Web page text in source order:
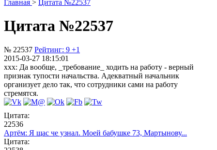
Главная > Цитата №22537
Цитата №22537
№ 22537 Рейтинг: 9 +1
2015-03-27 18:15:01
xxx: Да вообще, _требование_ ходить на работу - верный
признак тупости начальства. Адекватный начальник
организует дело так, что сотрудники сами на работу
стремятся.
Цитата:
22536
Артём: Я щас че узнал. Моей бабушке 73, Мартынову...
Цитата: